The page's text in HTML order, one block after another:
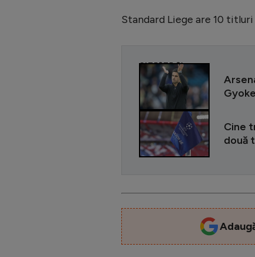
Standard Liege are 10
CITEȘTE ȘI
Cine
două